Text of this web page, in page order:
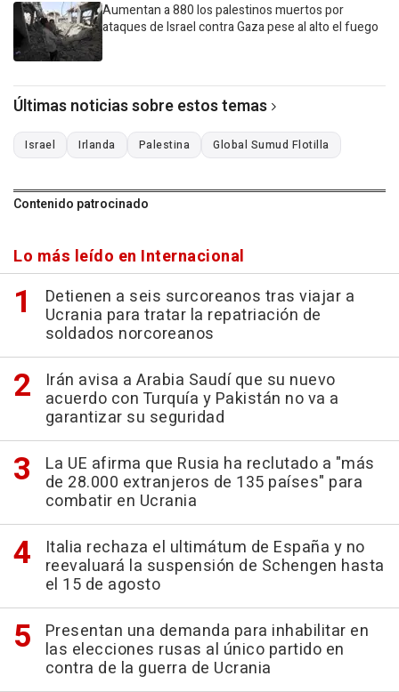
Aumentan a 880 los palestinos muertos por
ataques de Israel contra Gaza pese al alto el fuego
Últimas noticias sobre estos temas
Israel Irlanda Palestina Global Sumud Flotilla
Contenido patrocinado
Lo más leído en Internacional
Detienen a seis surcoreanos tras viajar a
Ucrania para tratar la repatriación de
soldados norcoreanos
Irán avisa a Arabia Saudí que su nuevo
acuerdo con Turquía y Pakistán no va a
garantizar su seguridad
La UE afirma que Rusia ha reclutado a "más
de 28.000 extranjeros de 135 países" para
combatir en Ucrania
Italia rechaza el ultimátum de España y no
reevaluará la suspensión de Schengen hasta
el 15 de agosto
Presentan una demanda para inhabilitar en
las elecciones rusas al único partido en
contra de la guerra de Ucrania